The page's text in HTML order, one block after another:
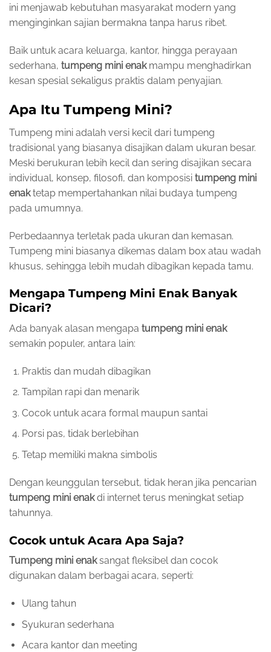
ini menjawab kebutuhan masyarakat modern yang
menginginkan sajian bermakna tanpa harus ribet.
Baik untuk acara keluarga, kantor, hingga perayaan
sederhana, tumpeng mini enakmampu menghadirkan
kesan spesial sekaligus praktis dalam penyajian.
Apa Itu Tumpeng Mini?
Tumpeng mini adalah versi kecil dari tumpeng
tradisional yang biasanya disajikan dalam ukuran besar.
Meski berukuran lebih kecil dan sering disajikan secara
individual, konsep, filosofi, dan komposisi tumpeng mini
enaktetap mempertahankan nilai budaya tumpeng
pada umumnya.
Perbedaannya terletak pada ukuran dan kemasan.
Tumpeng mini biasanya dikemas dalam box atau wadah
khusus, sehingga lebih mudah dibagikan kepada tamu.
Mengapa Tumpeng Mini Enak Banyak
Dicari?
Ada banyak alasan mengapa tumpeng mini enak
semakin populer, antara lain:
Praktis dan mudah dibagikan
Tampilan rapi dan menarik
Cocok untuk acara formal maupun santai
Porsi pas, tidak berlebihan
Tetap memiliki makna simbolis
Dengan keunggulan tersebut, tidak heran jika pencarian
tumpeng mini enakdi internet terus meningkat setiap
tahunnya.
Cocok untuk Acara Apa Saja?
Tumpeng mini enaksangat fleksibel dan cocok
digunakan dalam berbagai acara, seperti:
Ulang tahun
Syukuran sederhana
Acara kantor dan meeting